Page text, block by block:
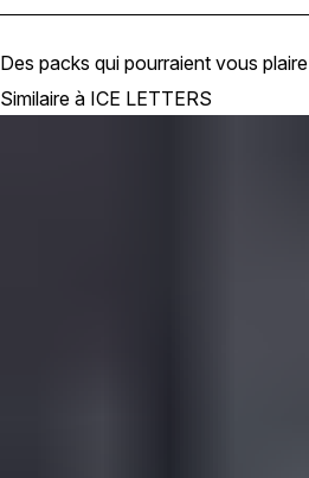
Des packs qui pourraient vous plaire
Similaire à ICE LETTERS